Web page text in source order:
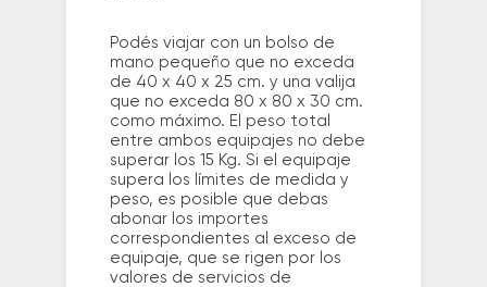
Podés viajar con un bolso de
mano pequeño que no exceda
de 40 x 40 x 25 cm. y una valija
que no exceda 80 x 80 x 30 cm.
como máximo. El peso total
entre ambos equipajes no debe
superar los 15 Kg. Si el equipaje
supera los límites de medida y
peso, es posible que debas
abonar los importes
correspondientes al exceso de
equipaje, que se rigen por los
valores de servicios de